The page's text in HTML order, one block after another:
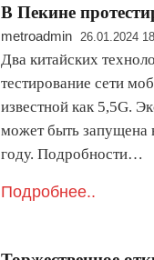
В Пекине
metroadmin 26.01.2024
Два китайских
тестирование сети
известной как 5,5G.
может быть запущена
году. Подробности…
Подробнее..